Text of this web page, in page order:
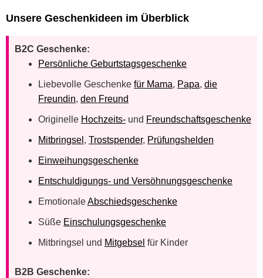
Unsere Geschenkideen im Überblick
B2C Geschenke:
Persönliche Geburtstagsgeschenke
Liebevolle Geschenke für Mama, Papa, die
Freundin, den Freund
Originelle Hochzeits- und Freundschaftsgeschenke
Mitbringsel , Trostspender, Prüfungshelden
Einweihungsgeschenke
Entschuldigungs- und Versöhnungsgeschenke
EmotionaleAbschiedsgeschenke
Süße Einschulungsgeschenke
Mitbringsel und Mitgebsel für Kinder
B2B Geschenke: